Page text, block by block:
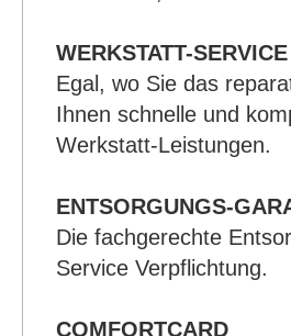
WERKSTATT-
Egal, wo Sie das
Ihnen schnelle und
Werkstatt-Leistungen.
ENTSORGUNGS-
Die fachgerechte
Service Verpflichtung.
COMFORTCARD